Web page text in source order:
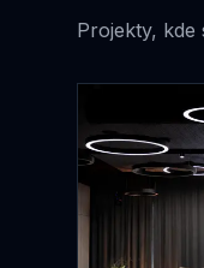
Projekty, kde